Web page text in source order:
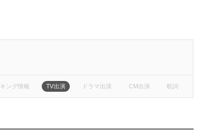
ング情報 TV出演 ドラマ出演 CM出演 歌詞